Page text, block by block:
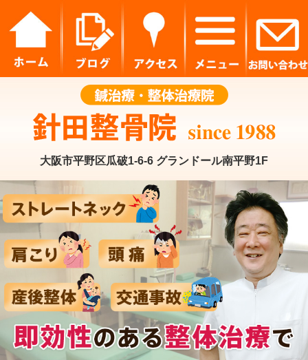
大阪市平野区瓜破1-6-6 グランドール南平野1F